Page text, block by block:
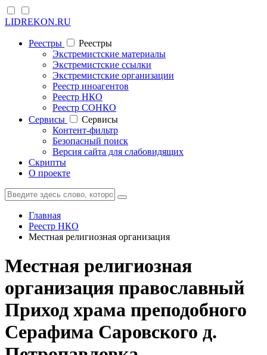
LIDREKON.RU
Реестры
Реестры
Экстремистские материалы
Экстремистские ссылки
Экстремистские организации
Реестр иноагентов
Реестр НКО
Реестр СОНКО
Cервисы
Cервисы
Контент-фильтр
Безопасный поиск
Версия сайта для слабовидящих
Скрипты
О проекте
Главная
Реестр НКО
Местная религиозная организация
Местная религиозная
организация православный
Приход храма преподобного
Серафима Саровского д.